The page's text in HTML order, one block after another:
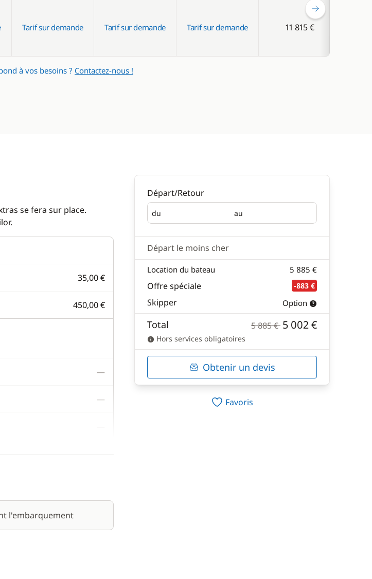
Tarif sur demande Tarif sur demande Tarif sur demande 11 815 €
à vos besoins ? Contactez-nous !
se fera sur place.
35,00 €
450,00 €
—
—
—
300,00 €
l'embarquement
Départ/Retour
du
Départ au
Retour
Départ le moins cher
Location du bateau 5 885 €
Offre spéciale -883 €
Skipper Option
Total 5 885 € 5 002 €
Hors services obligatoires
Obtenir un devis
Favoris